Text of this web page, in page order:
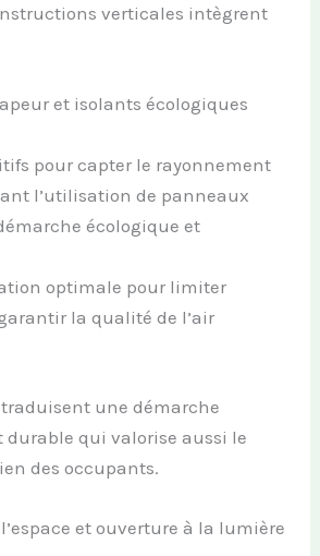
verticales intègrent
et isolants écologiques
pour capter le rayonnement
l’utilisation de panneaux
écologique et
optimale pour limiter
la qualité de l’air
une démarche
durable qui valorise aussi le
des occupants.
et ouverture à la lumière